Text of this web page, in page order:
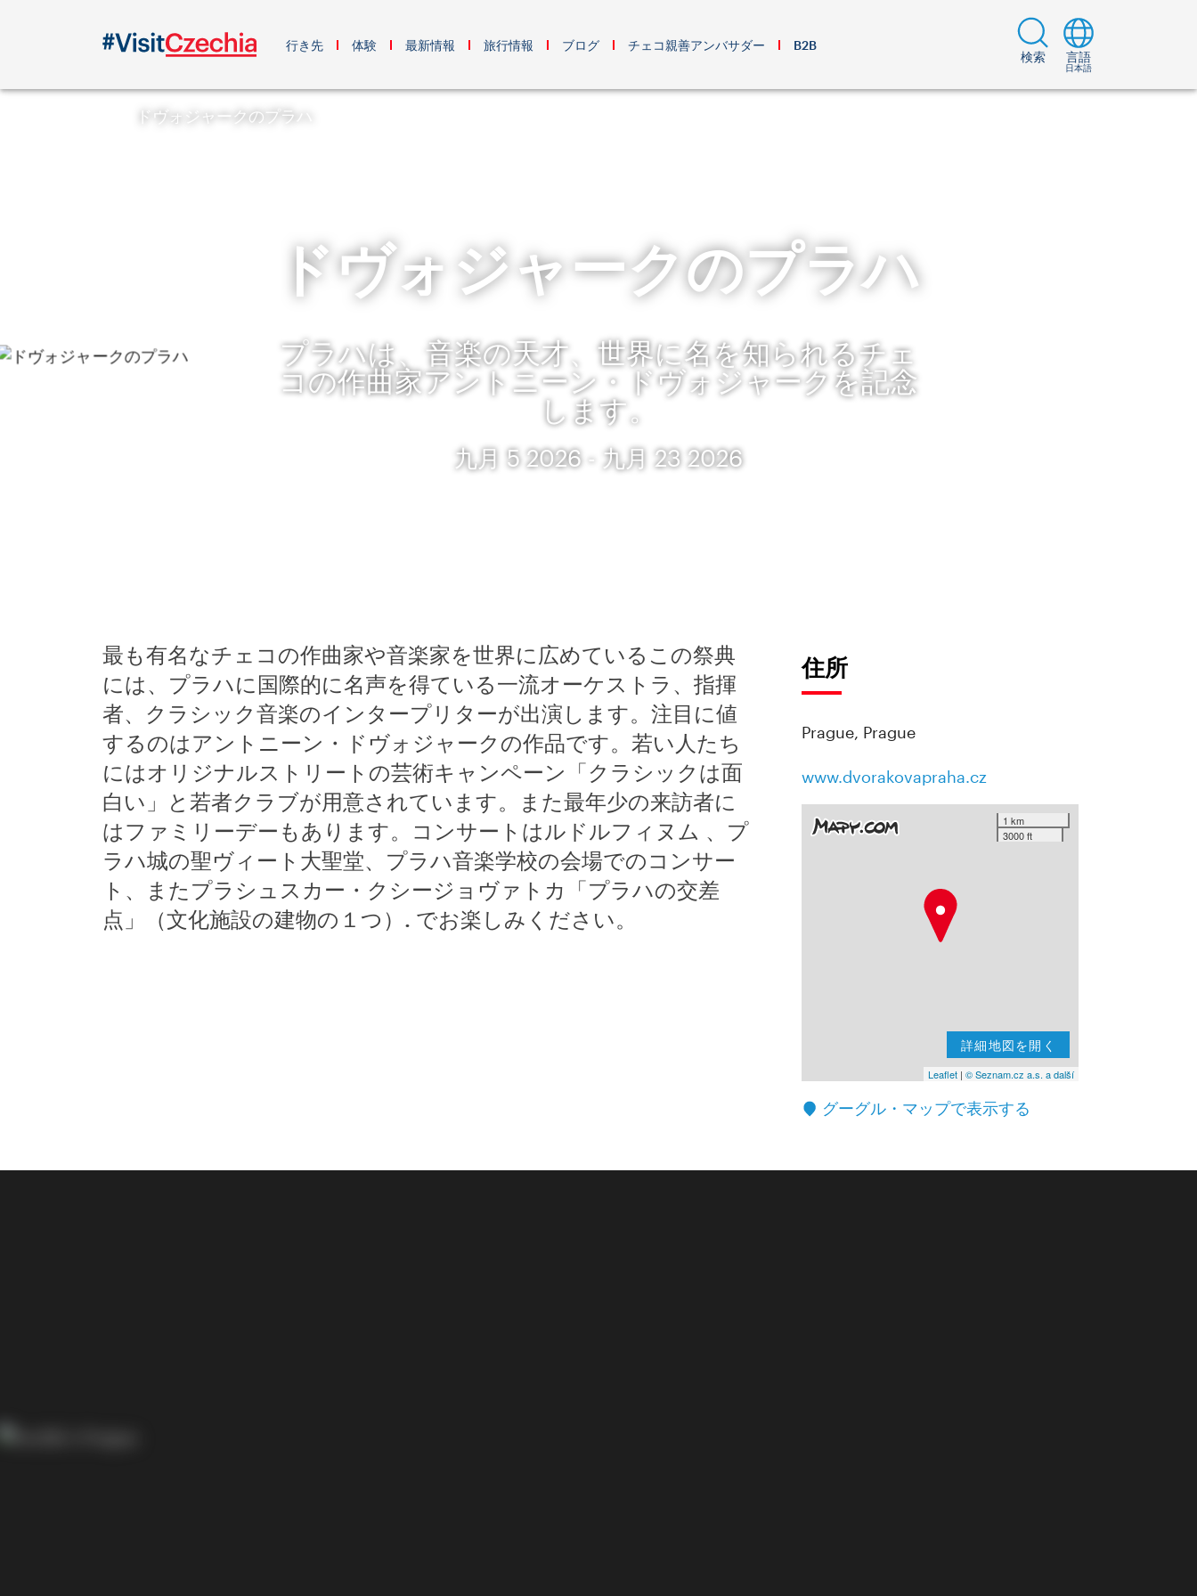
行き先 体験 最新情報 旅行情報 ブログ チェコ親善アンバサダー B2B
検索 言語
日本語
ドヴォジャークのプラハ
ドヴォジャークのプラハ
プラハは、音楽の天才、世界に名を知られるチェ
コの作曲家アントニーン・ドヴォジャークを記念
します。
九月 5 2026 - 九月 23 2026
最も有名なチェコの作曲家や音楽家を世界に広めているこの祭典
には、プラハに国際的に名声を得ている一流オーケストラ、指揮
者、クラシック音楽のインタープリターが出演します。注目に値
するのはアントニーン・ドヴォジャークの作品です。若い人たち
にはオリジナルストリートの芸術キャンペーン「クラシックは面
白い」と若者クラブが用意されています。また最年少の来訪者に
はファミリーデーもあります。コンサートはルドルフィヌム 、プ
ラハ城の聖ヴィート大聖堂、プラハ音楽学校の会場でのコンサー
ト、またプラシュスカー・クシージョヴァトカ「プラハの交差
点」（文化施設の建物の１つ）. でお楽しみください。
住所
Prague, Prague
www.dvorakovapraha.cz
1 km
3000 ft
詳細地図を開く
Leaflet| © Seznam.cz a.s. a další
グーグル・マップで表示する